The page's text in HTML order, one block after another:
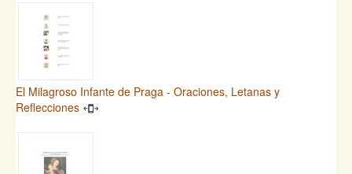
El Milagroso Infante de Praga - Oraciones, Letanas y
Reflecciones